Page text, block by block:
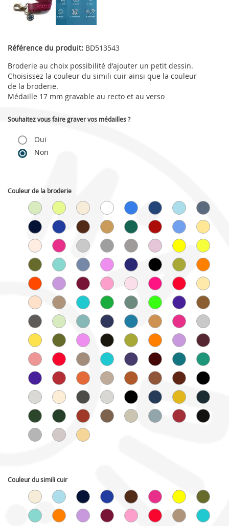
Référence du produit: BD513543
Broderie au choix possibilité d'ajouter un petit dessin.
Choisissez la couleur du simili cuir ainsi que la couleur
de la broderie.
Médaille 17 mm gravable au recto et au verso
Souhaitez vous faire graver vos médailles ?
Oui
Non
Couleur de la broderie
Couleur du simili cuir